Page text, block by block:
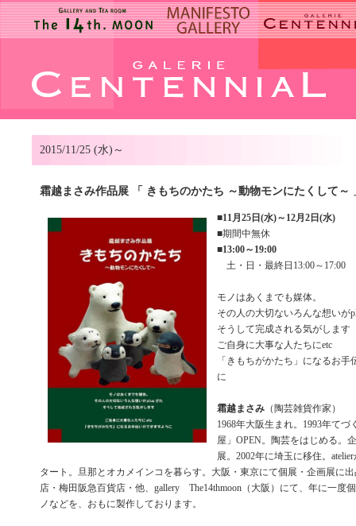
2015/11/25 (水)～
霜越まさみ作品展 「 きもちのかたち ～動物モンにたくして～
■11月25日(水)～12月2日(水)
■期間中無休
■13:00～19:00
土・日・最終日13:00～17:00
モノはあくまでも媒体。
その人の大切ないろんな想いが
そうして完成される気がします
ご自身に大事な人たちにetc
「きもちがかたち」になるお
に
霜越まさみ （陶芸雑貨作家）
1968年大阪生まれ。1993年てづ
屋」OPEN。陶芸をはじめる。
展。2002年に埼玉に移住。
タート。旦那とオカメインコを暮らす。大阪・東京にて個展・企画展に
店・梅田阪急百貨店・他、gallery The14thmoon（大阪）にて、年に一度
ノなどを、おもに製作しております。